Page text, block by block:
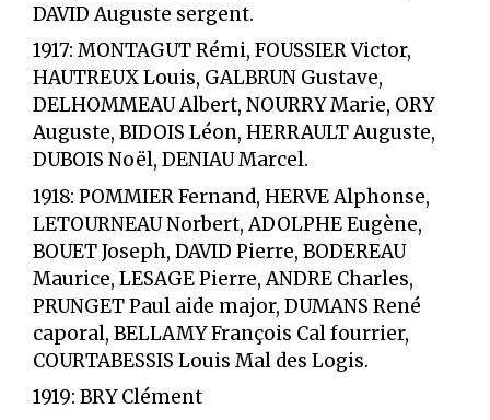
DAVID Auguste sergent.
1917: MONTAGUT Rémi, FOUSSIER Victor,
HAUTREUX Louis, GALBRUN Gustave,
DELHOMMEAU Albert, NOURRY Marie, ORY
Auguste, BIDOIS Léon, HERRAULT Auguste,
DUBOIS Noël, DENIAU Marcel.
1918: POMMIER Fernand, HERVE Alphonse,
LETOURNEAU Norbert, ADOLPHE Eugène,
BOUET Joseph, DAVID Pierre, BODEREAU
Maurice, LESAGE Pierre, ANDRE Charles,
PRUNGET Paul aide major, DUMANS René
caporal, BELLAMY François Cal fourrier,
COURTABESSIS Louis Mal des Logis.
1919: BRY Clément